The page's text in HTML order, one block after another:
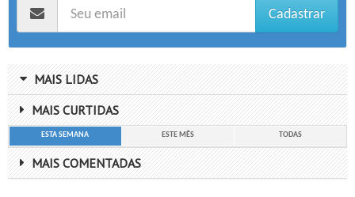
Cadastrar
MAIS LIDAS
MAIS CURTIDAS
ESTA SEMANA ESTE MÊS TODAS
MAIS COMENTADAS